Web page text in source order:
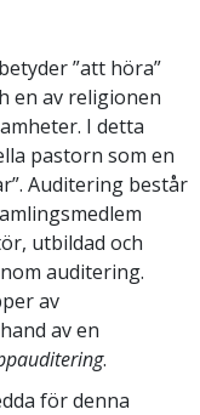
”att höra”
en av religionen
I detta
pastorn som en
Auditering består
utbildad och
auditering.
av
av en
.
för denna